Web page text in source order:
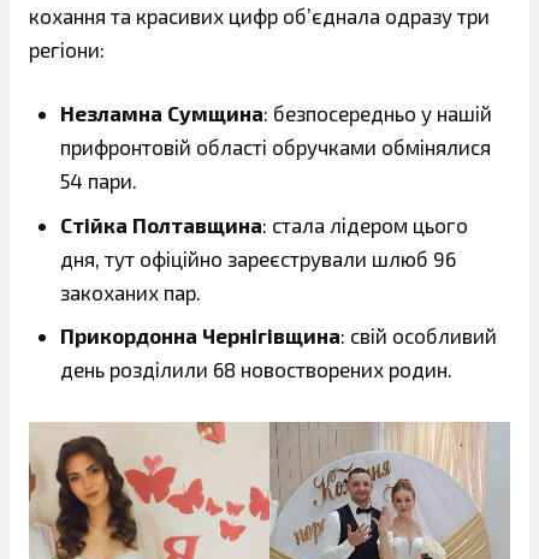
кохання та красивих цифр об’єднала одразу три
регіони:
Незламна Сумщина: безпосередньо у нашій
прифронтовій області обручками обмінялися
54 пари.
Стійка Полтавщина: стала лідером цього
дня, тут офіційно зареєстрували шлюб 96
закоханих пар.
Прикордонна Чернігівщина: свій особливий
день розділили 68 новостворених родин.